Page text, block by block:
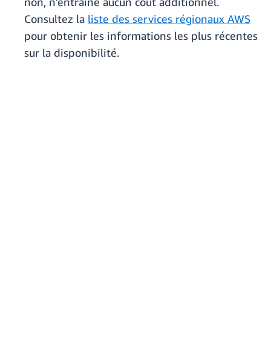
Consultez la liste des services régionaux AWS
pour obtenir les informations les plus récentes
sur la disponibilité.